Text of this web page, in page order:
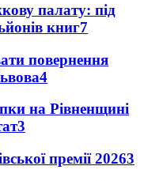
палату: під
книг7
повернення
4
на Рівненщині
3
премії 20263